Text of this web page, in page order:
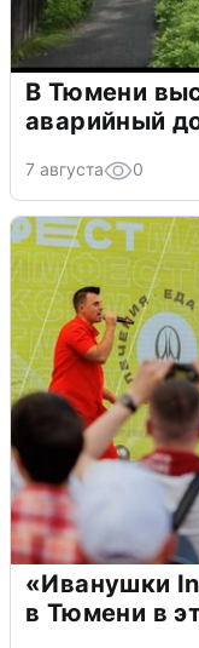
В Тюмени
аварийный
7 августа 0
«Иванушки
в Тюмени в